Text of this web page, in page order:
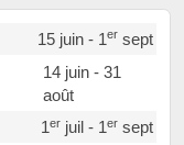
15 juin - 1ersept
14 juin - 31
août
1erjuil - 1ersept